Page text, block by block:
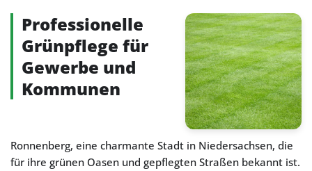
Professionelle
Grünpflege für
Gewerbe und
Kommunen
Ronnenberg, eine charmante Stadt in Niedersachsen, die
für ihre grünen Oasen und gepflegten Straßen bekannt ist.